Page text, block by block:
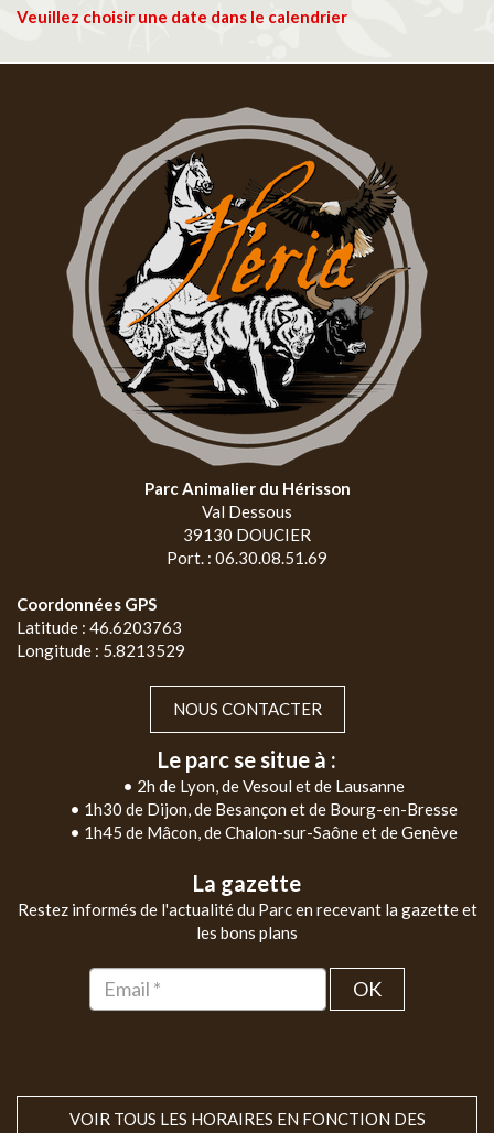
Veuillez choisir une date dans le calendrier
Parc Animalier du Hérisson
Val Dessous
39130 DOUCIER
Port. : 06.30.08.51.69
Coordonnées GPS
Latitude : 46.6203763
Longitude : 5.8213529
NOUS CONTACTER
Le parc se situe à :
• 2h de Lyon, de Vesoul et de Lausanne
• 1h30 de Dijon, de Besançon et de Bourg-en-Bresse
• 1h45 de Mâcon, de Chalon-sur-Saône et de Genève
La gazette
Restez informés de l'actualité du Parc en recevant la gazette et
les bons plans
OK
VOIR TOUS LES HORAIRES EN FONCTION DES